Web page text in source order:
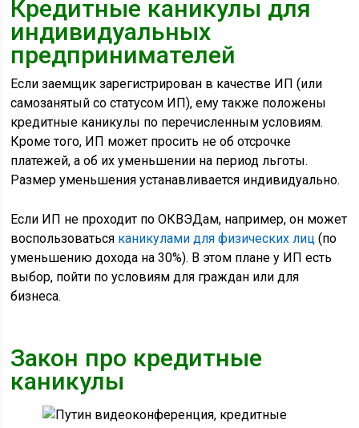
Кредитные каникулы для
индивидуальных
предпринимателей
Если заемщик зарегистрирован в качестве ИП (или
самозанятый со статусом ИП), ему также положены
кредитные каникулы по перечисленным условиям.
Кроме того, ИП может просить не об отсрочке
платежей, а об их уменьшении на период льготы.
Размер уменьшения устанавливается индивидуально.
Если ИП не проходит по ОКВЭДам, например, он может
воспользоваться каникулами для физических лиц (по
уменьшению дохода на 30%). В этом плане у ИП есть
выбор, пойти по условиям для граждан или для
бизнеса.
Закон про кредитные
каникулы